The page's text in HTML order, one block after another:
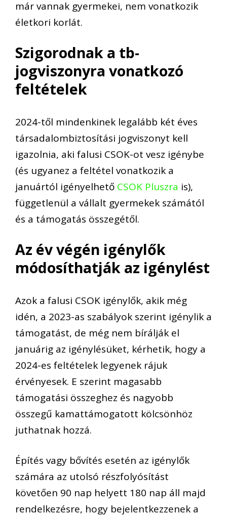
már vannak gyermekei, nem vonatkozik
életkori korlát.
Szigorodnak a tb-
jogviszonyra vonatkozó
feltételek
2024-től mindenkinek legalább két éves
társadalombiztosítási jogviszonyt kell
igazolnia, aki falusi CSOK-ot vesz igénybe
(és ugyanez a feltétel vonatkozik a
januártól igényelhető CSOK Pluszra is),
függetlenül a vállalt gyermekek számától
és a támogatás összegétől.
Az év végén igénylők
módosíthatják az igénylést
Azok a falusi CSOK igénylők, akik még
idén, a 2023-as szabályok szerint igénylik a
támogatást, de még nem bírálják el
januárig az igénylésüket, kérhetik, hogy a
2024-es feltételek legyenek rájuk
érvényesek. E szerint magasabb
támogatási összeghez és nagyobb
összegű kamattámogatott kölcsönhöz
juthatnak hozzá.
Építés vagy bővítés esetén az igénylők
számára az utolsó részfolyósítást
követően 90 nap helyett 180 nap áll majd
rendelkezésre, hogy bejelentkezzenek a